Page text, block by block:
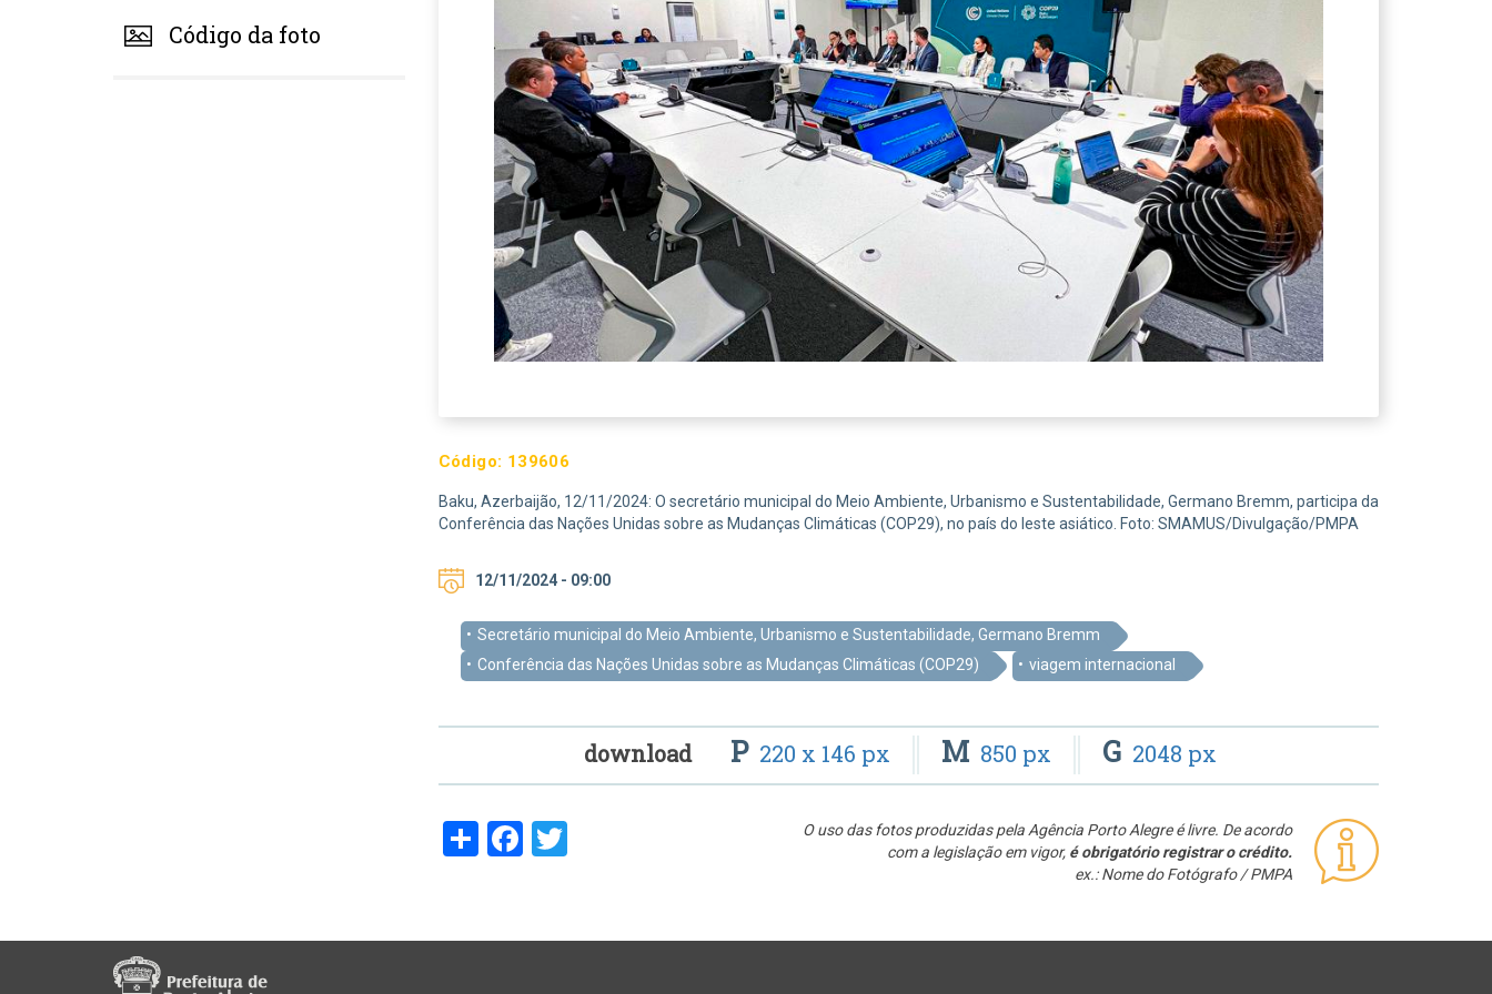
Código da foto
Código: 139606
Baku, Azerbaijão, 12/11/2024: O secretário municipal do Meio Ambiente, Urbanismo e Sustentabilidade, Germano Bremm, participa da
Conferência das Nações Unidas sobre as Mudanças Climáticas (COP29), no país do leste asiático. Foto: SMAMUS/Divulgação/PMPA
12/11/2024 - 09:00
Secretário municipal do Meio Ambiente, Urbanismo e Sustentabilidade, Germano Bremm
Conferência das Nações Unidas sobre as Mudanças Climáticas (COP29)
viagem internacional
download P 220 x 146 px M 850 px G 2048 px
O uso das fotos produzidas pela Agência Porto Alegre é livre. De acordo
com a legislação em vigor, é obrigatório registrar o crédito.
ex.: Nome do Fotógrafo / PMPA
ShareFacebook
Twitter